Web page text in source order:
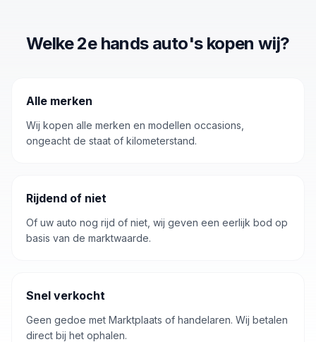
Welke 2e hands auto's kopen wij?
Alle merken
Wij kopen alle merken en modellen occasions,
ongeacht de staat of kilometerstand.
Rijdend of niet
Of uw auto nog rijd of niet, wij geven een eerlijk bod op
basis van de marktwaarde.
Snel verkocht
Geen gedoe met Marktplaats of handelaren. Wij betalen
direct bij het ophalen.